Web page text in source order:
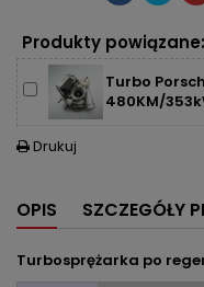
Produkty powiązane:
Turbo
480KM/
 Drukuj
OPIS SZCZEGÓŁY
Turbosprężarka po